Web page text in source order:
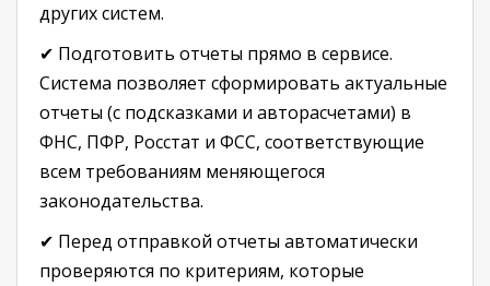
других систем.
✔ Подготовить отчеты прямо в сервисе.
Система позволяет сформировать актуальные
отчеты (с подсказками и авторасчетами) в
ФНС, ПФР, Росстат и ФСС, соответствующие
всем требованиям меняющегося
законодательства.
✔ Перед отправкой отчеты автоматически
проверяются по критериям, которые